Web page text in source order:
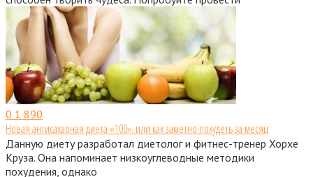
0 1 890
Новая антисахарная диета «100», или как заметно похудеть за месяц
Данную диету разработал диетолог и фитнес-тренер Хорхе
Круза. Она напоминает низкоуглеводные методики
похудения, однако